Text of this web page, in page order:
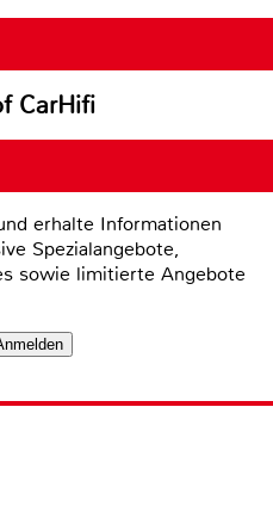
CarHifi
erhalte Informationen
Spezialangebote,
sowie limitierte Angebote